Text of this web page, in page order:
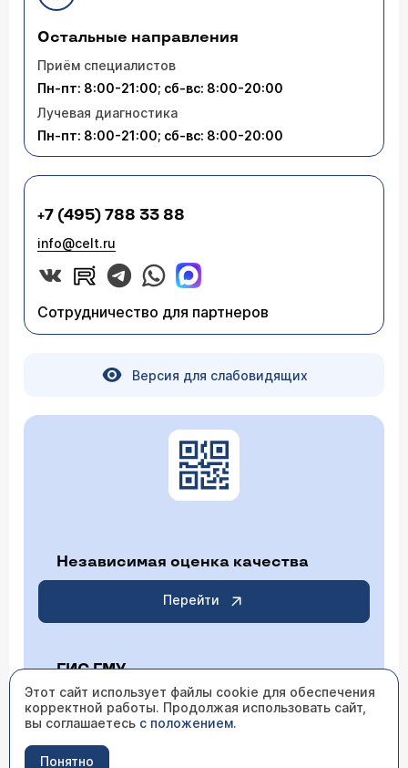
Остальные направления
Приём специалистов
Пн-пт: 8:00-21:00; сб-вс: 8:00-20:00
Лучевая диагностика
Пн-пт: 8:00-21:00; сб-вс: 8:00-20:00
+7 (495) 788 33 88
info@celt.ru
Сотрудничество для партнеров
Версия для слабовидящих
Независимая оценка качества
Перейти
ГИС ГМУ
Перейти
Этот сайт использует файлы cookie для обеспечения
корректной работы. Продолжая использовать сайт,
вы соглашаетесь с положением.
Понятно